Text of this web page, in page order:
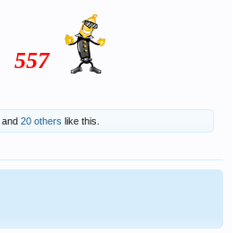
557
and 20 others like this.